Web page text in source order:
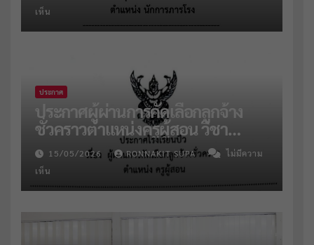
เห็น
ประกาศ
ประกาศผู้ผ่านการคัดเลือกลูกจ้าง
ชั่วคราวตำแหน่งครูผู้สอน วิชา
คณิตฯ และแนะแนว
15/05/2026 RONNAKIT SUPA
ไม่มีความ
เห็น